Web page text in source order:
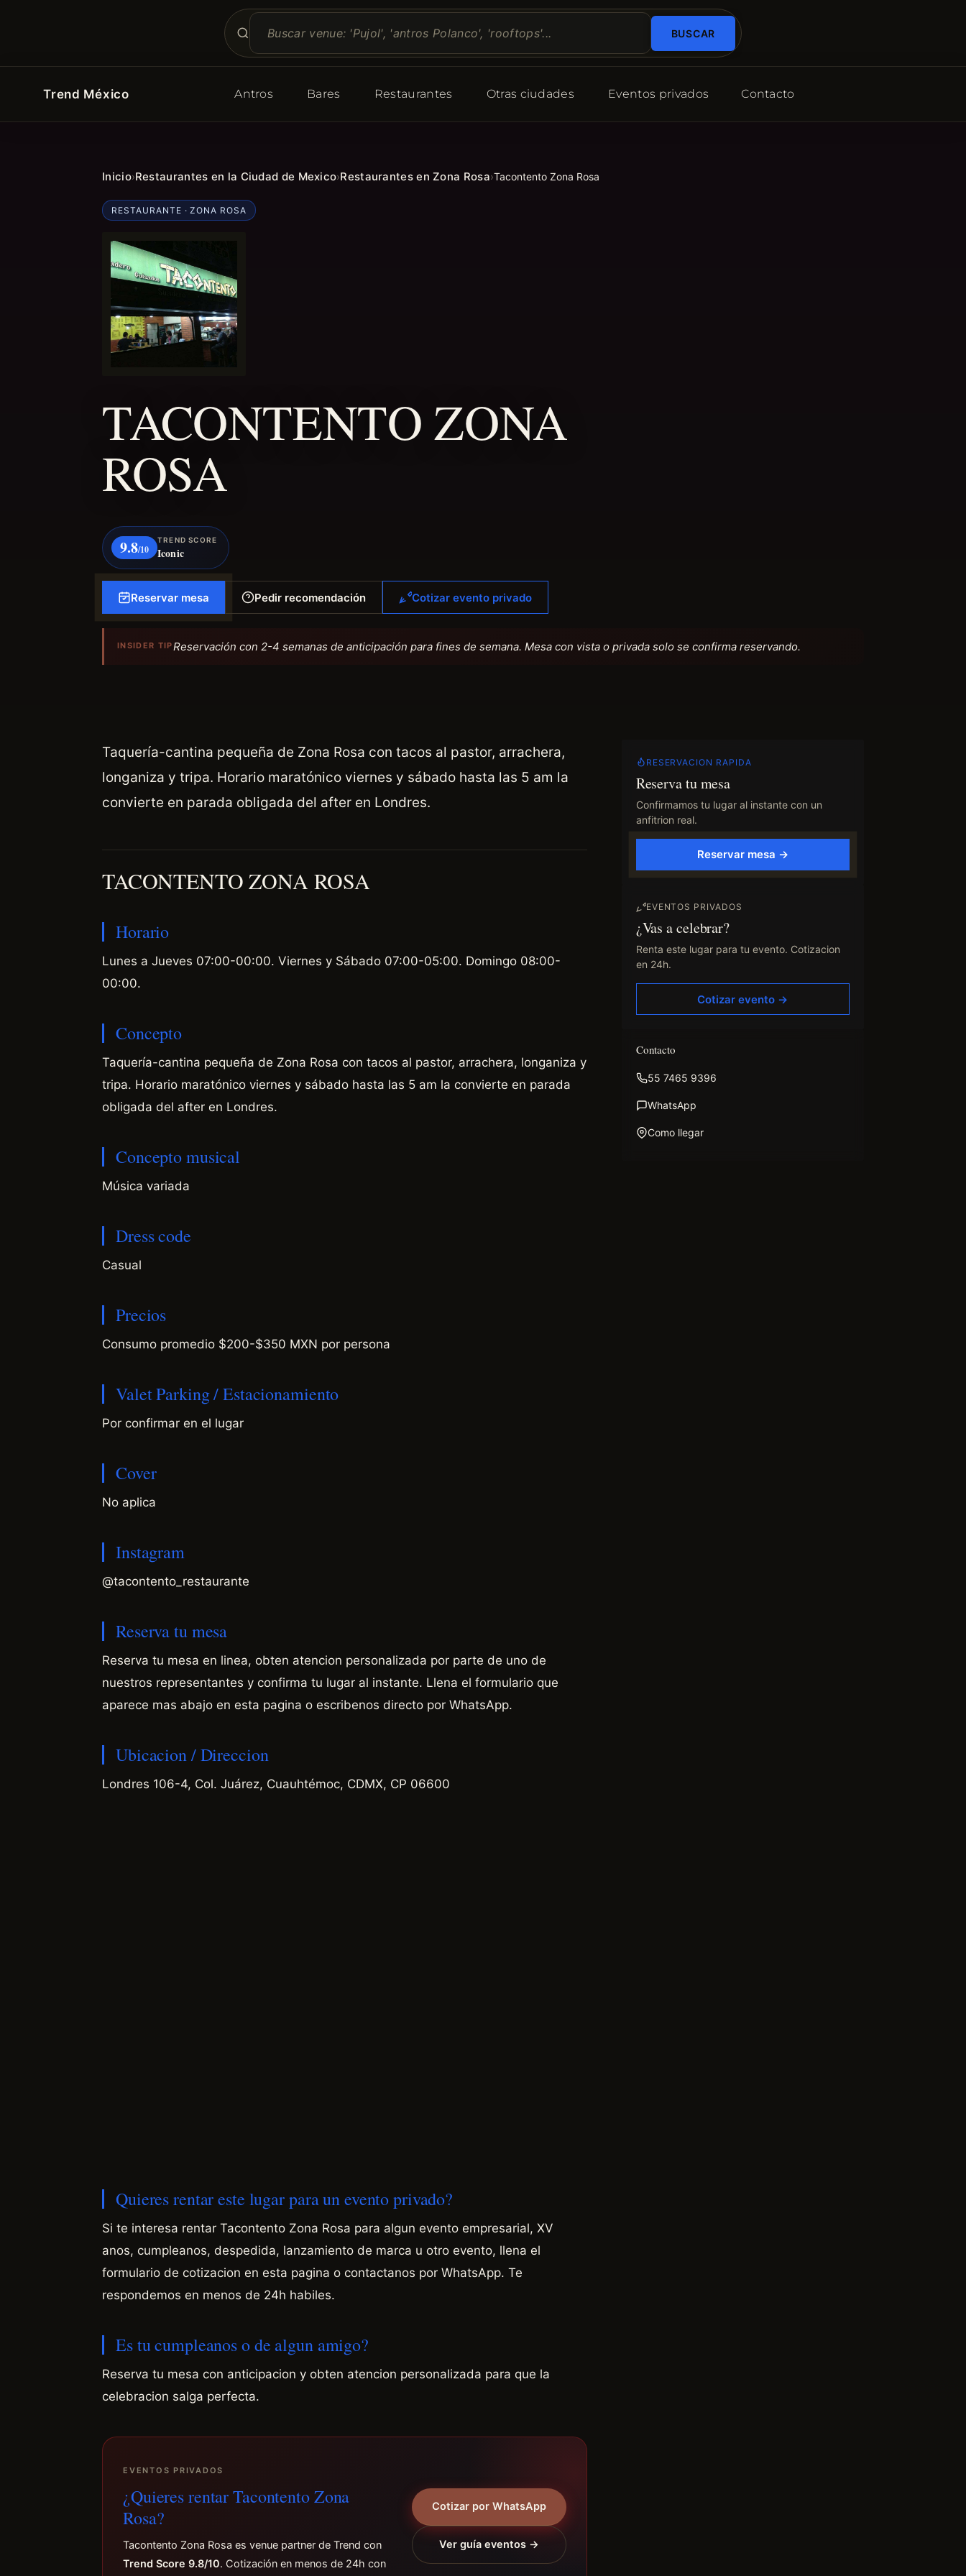
BUSCAR
Trend México Antros Bares Restaurantes Otras ciudades Eventos privados Contacto
Inicio›Restaurantes en la Ciudad de Mexico›Restaurantes en Zona Rosa›Tacontento Zona Rosa
RESTAURANTE · ZONA ROSA
TACONTENTO ZONA
ROSA
9.8/10
TREND SCORE
Iconic
Reservar mesa Pedir recomendación Cotizar evento privado
INSIDER TIPReservación con 2-4 semanas de anticipación para fines de semana. Mesa con vista o privada solo se confirma reservando.
Taquería-cantina pequeña de Zona Rosa con tacos al pastor, arrachera,
longaniza y tripa. Horario maratónico viernes y sábado hasta las 5 am la
convierte en parada obligada del after en Londres.
TACONTENTO ZONA ROSA
Horario
Lunes a Jueves 07:00-00:00. Viernes y Sábado 07:00-05:00. Domingo 08:00-
00:00.
Concepto
Taquería-cantina pequeña de Zona Rosa con tacos al pastor, arrachera, longaniza y
tripa. Horario maratónico viernes y sábado hasta las 5 am la convierte en parada
obligada del after en Londres.
Concepto musical
Música variada
Dress code
Casual
Precios
Consumo promedio $200-$350 MXN por persona
Valet Parking / Estacionamiento
Por confirmar en el lugar
Cover
No aplica
Instagram
@tacontento_restaurante
Reserva tu mesa
Reserva tu mesa en linea, obten atencion personalizada por parte de uno de
nuestros representantes y confirma tu lugar al instante. Llena el formulario que
aparece mas abajo en esta pagina o escribenos directo por WhatsApp.
Ubicacion / Direccion
Londres 106-4, Col. Juárez, Cuauhtémoc, CDMX, CP 06600
Quieres rentar este lugar para un evento privado?
Si te interesa rentar Tacontento Zona Rosa para algun evento empresarial, XV
anos, cumpleanos, despedida, lanzamiento de marca u otro evento, llena el
formulario de cotizacion en esta pagina o contactanos por WhatsApp. Te
respondemos en menos de 24h habiles.
Es tu cumpleanos o de algun amigo?
Reserva tu mesa con anticipacion y obten atencion personalizada para que la
celebracion salga perfecta.
EVENTOS PRIVADOS
¿Quieres rentar Tacontento Zona
Rosa?
Tacontento Zona Rosa es venue partner de Trend con
Trend Score 9.8/10. Cotización en menos de 24h con
Cotizar por WhatsApp
Ver guía eventos →
RESERVACION RAPIDA
Reserva tu mesa
Confirmamos tu lugar al instante con un
anfitrion real.
Reservar mesa →
EVENTOS PRIVADOS
¿Vas a celebrar?
Renta este lugar para tu evento. Cotizacion
en 24h.
Cotizar evento →
Contacto
55 7465 9396
WhatsApp
Como llegar